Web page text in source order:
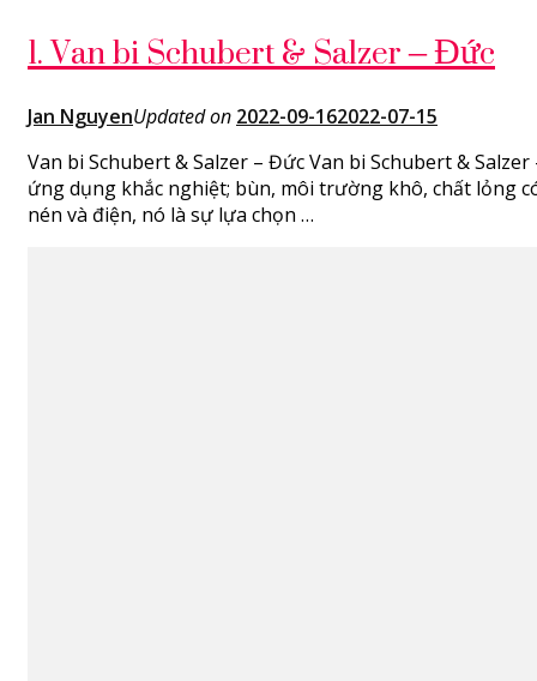
1. Van bi Schubert & Salzer – Đức
Jan NguyenUpdated on 2022-09-162022-07-15
Van bi Schubert & Salzer – Đức Van bi Schubert &
ứng dụng khắc nghiệt; bùn, môi trường khô, chất lỏng
nén và điện, nó là sự lựa chọn …